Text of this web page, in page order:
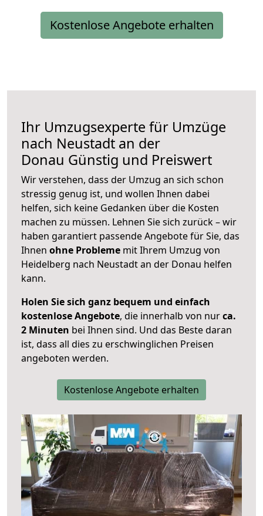
Kostenlose Angebote erhalten
Ihr Umzugsexperte für Umzüge
nach Neustadt an der
Donau Günstig und Preiswert
Wir verstehen, dass der Umzug an sich schon
stressig genug ist, und wollen Ihnen dabei
helfen, sich keine Gedanken über die Kosten
machen zu müssen. Lehnen Sie sich zurück – wir
haben garantiert passende Angebote für Sie, das
Ihnen ohne Probleme mit Ihrem Umzug von
Heidelberg nach Neustadt an der Donau helfen
kann.
Holen Sie sich ganz bequem und einfach
kostenlose Angebote, die innerhalb von nurca.
2 Minuten bei Ihnen sind. Und das Beste daran
ist, dass all dies zu erschwinglichen Preisen
angeboten werden.
Kostenlose Angebote erhalten